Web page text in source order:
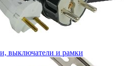
выключатели и рамки